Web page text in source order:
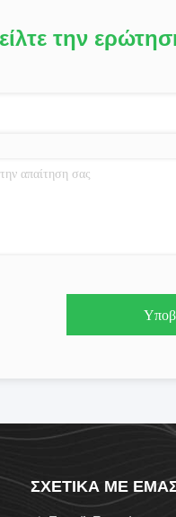
την
ΣΧΕΤΙΚΆ ΜΕ